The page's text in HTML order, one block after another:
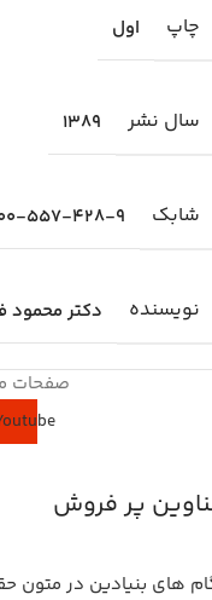
چاپ اول
سال نشر 1389
شابك 557-428-9
نویسنده دکتر محمود
صفحات
پر فروش
های بنیادین در متون